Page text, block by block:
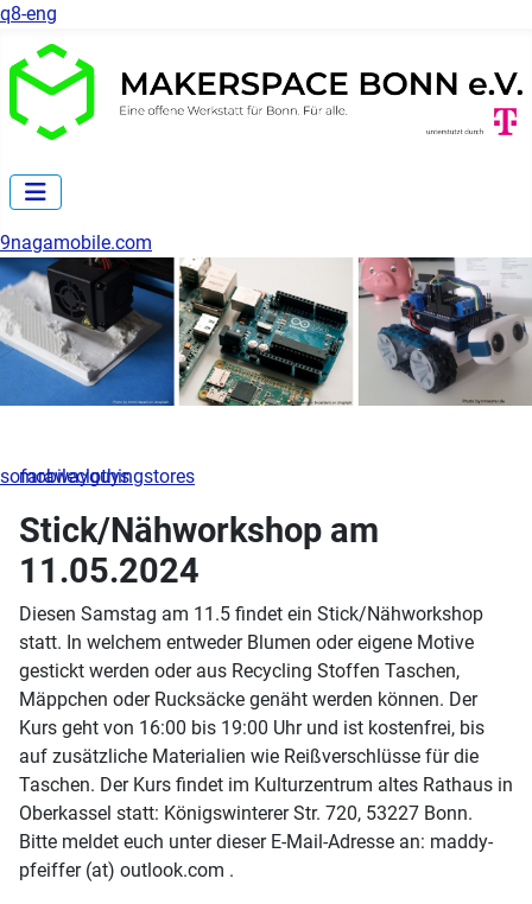
q8-eng
9nagamobile.com
sofarawayguys
Stick/Nähworkshop am
11.05.2024
Diesen Samstag am 11.5 findet ein Stick/Nähworkshop
statt. In welchem entweder Blumen oder eigene Motive
gestickt werden oder aus Recycling Stoffen Taschen,
Mäppchen oder Rucksäcke genäht werden können. Der
Kurs geht von 16:00 bis 19:00 Uhr und ist kostenfrei, bis
auf zusätzliche Materialien wie Reißverschlüsse für die
Taschen. Der Kurs findet im Kulturzentrum altes Rathaus in
Oberkassel statt: Königswinterer Str. 720, 53227 Bonn.
Bitte meldet euch unter dieser E-Mail-Adresse an: maddy-
pfeiffer (at) outlook.com .
mobileclothingstores